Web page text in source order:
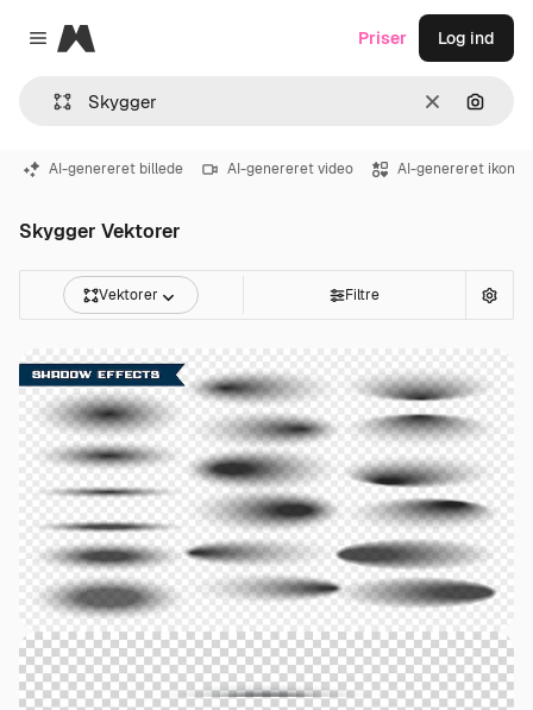
Close menu
Magnific
Klar Søg
Priser Log ind
AI-genereret billede AI-genereret video AI-genereret ikon
Skygger Vektorer
Vektorer Filtre